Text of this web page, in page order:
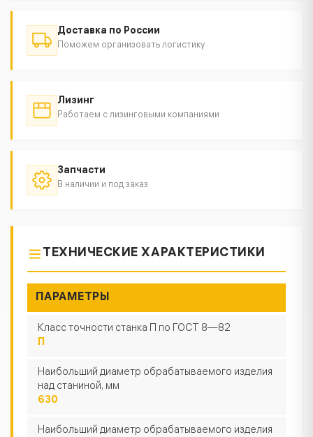
Доставка по России
Поможем организовать логистику
Лизинг
Работаем с лизинговыми компаниями
Запчасти
В наличии и под заказ
ТЕХНИЧЕСКИЕ ХАРАКТЕРИСТИКИ
ПАРАМЕТРЫ
Класс точности станка П по ГОСТ 8—82
П
Наибольший диаметр обрабатываемого изделия
над станиной, мм
630
Наибольший диаметр обрабатываемого изделия